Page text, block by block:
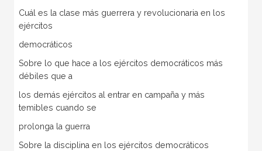
Cuál es la clase más guerrera y revolucionaria en los
ejércitos
democráticos
Sobre lo que hace a los ejércitos democráticos más
débiles que a
los demás ejércitos al entrar en campaña y más
temibles cuando se
prolonga la guerra
Sobre la disciplina en los ejércitos democráticos